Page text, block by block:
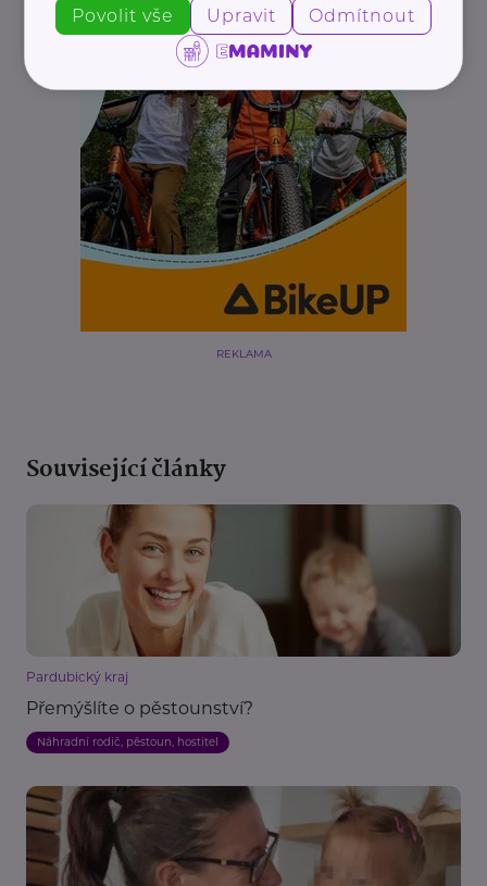
REKLAMA
Související články
Pardubický kraj
Přemýšlíte o pěstounství?
Náhradní rodič, pěstoun, hostitel
Povolit vše Upravit Odmítnout